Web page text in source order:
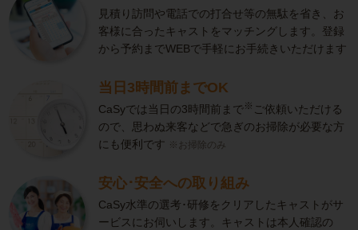
見積り訪問や電話での打合せ等の無駄を省き、お
客様に合ったキャストをマッチングします。登録
から予約までWEBで手軽にお手続きいただけます
当日3時間前までOK
CaSyでは当日の3時間前まで※ ご依頼いただける
ので、思わぬ来客などで急ぎのお掃除が必要な方
にも便利です ※お掃除のみ
安心･安全への取り組み
CaSy水準の選考･研修をクリアしたキャストがサ
ービスにお伺いします。キャストは本人確認の